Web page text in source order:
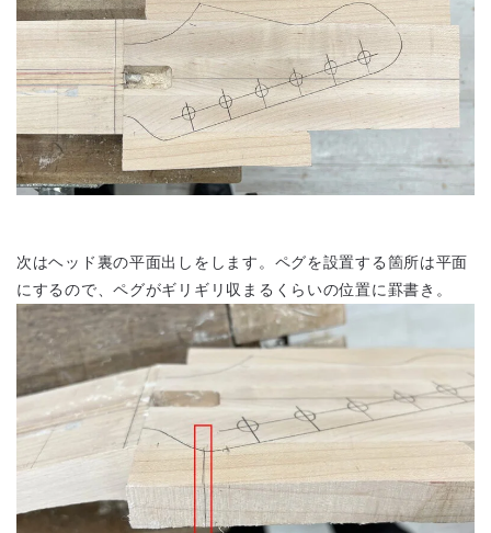
次はヘッド裏の平面出しをします。ペグを設置する箇所は平面
にするので、ペグがギリギリ収まるくらいの位置に罫書き。